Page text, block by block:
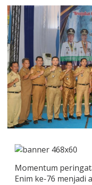
Momentum
Enim ke-76 menjadi